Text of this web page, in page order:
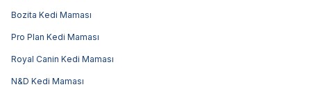
Bozita Kedi Maması
Pro Plan Kedi Maması
Royal Canin Kedi Maması
N&D Kedi Maması